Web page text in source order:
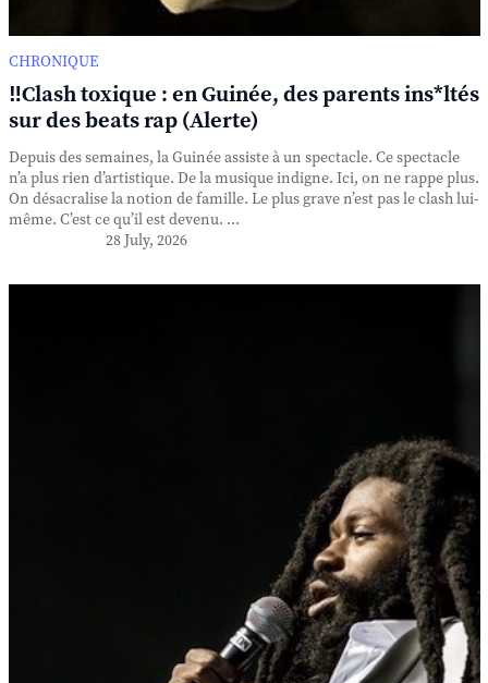
CHRONIQUE
‼️Clash toxique : en Guinée, des parents ins*ltés
sur des beats rap (Alerte)
Depuis des semaines, la Guinée assiste à un spectacle. Ce spectacle
n’a plus rien d’artistique. De la musique indigne. Ici, on ne rappe plus.
On désacralise la notion de famille. Le plus grave n’est pas le clash lui-
même. C’est ce qu’il est devenu. ...
28 July, 2026